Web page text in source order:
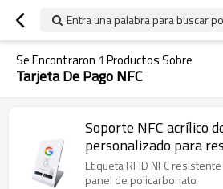
Entra una palabra para buscar
Se Encontraron 1 Productos Sobre
Tarjeta De Pago NFC
Soporte NFC acrílico
personalizado para
sin contacto, con chip
Etiqueta RFID NFC
panel de policarbonato